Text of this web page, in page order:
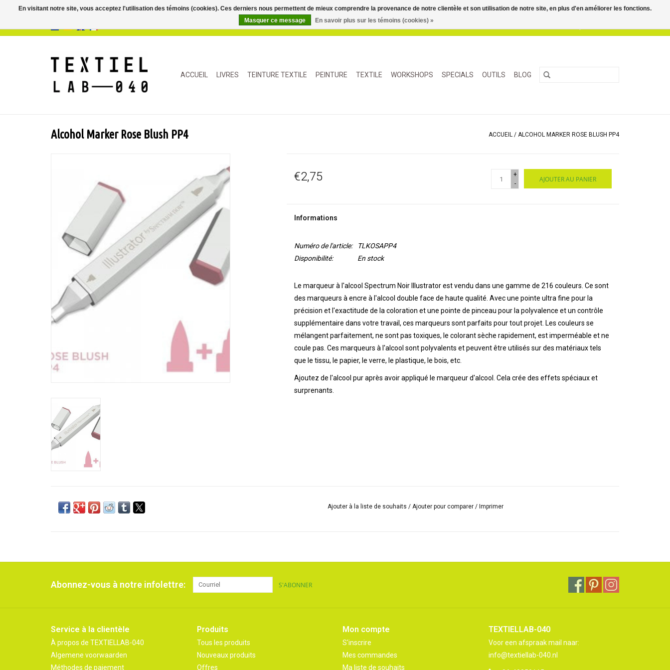
ACCUEIL LIVRES TEINTURE TEXTILE PEINTURE TEXTILE WORKSHOPS SPECIALS OUTILS BLOG
Alcohol Marker Rose Blush PP4 ACCUEIL / ALCOHOL MARKER ROSE BLUSH PP4
€2,75
+
-
AJOUTER AU PANIER
Informations
Numéro de l'article:
TLKOSAPP4
Disponibilité:
En stock
Le marqueur à l'alcool Spectrum Noir Illustrator est vendu dans une gamme de 216 couleurs. Ce sont
des marqueurs à encre à l'alcool double face de haute qualité. Avec une pointe ultra fine pour la
précision et l'exactitude de la coloration et une pointe de pinceau pour la polyvalence et un contrôle
supplémentaire dans votre travail, ces marqueurs sont parfaits pour tout projet. Les couleurs se
mélangent parfaitement, ne sont pas toxiques, le colorant sèche rapidement, est imperméable et ne
coule pas. Ces marqueurs à l'alcool sont polyvalents et peuvent être utilisés sur des matériaux tels
que le tissu, le papier, le verre, le plastique, le bois, etc.
Ajoutez de l'alcool pur après avoir appliqué le marqueur d'alcool. Cela crée des effets spéciaux et
surprenants.
Ajouter à la liste de souhaits / Ajouter pour comparer /Imprimer
Abonnez-vous à notre infolettre: S'ABONNER
Service à la clientèle
À propos de TEXTIELLAB-040
Algemene voorwaarden
Méthodes de paiement
Produits
Tous les produits
Nouveaux produits
Offres
Mon compte
S'inscrire
Mes commandes
Ma liste de souhaits
TEXTIELLAB-040
Voor een afspraak mail naar:
info@textiellab-040.nl
En visitant notre site, vous acceptez l'utilisation des témoins (cookies). Ces derniers nous permettent de mieux comprendre la provenance de notre clientèle et son utilisation de notre site, en plus d'en améliorer les fonctions.
Masquer ce message
En savoir plus sur les témoins (cookies) »